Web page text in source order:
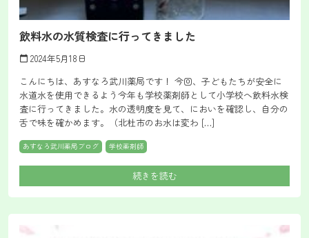
飲料水の水質検査に行ってきました
calendar_today 2024年5月18日
こんにちは、あすなろ武川薬局です！ 今回、子どもたちが安全に
水道水を使用できるよう今年も学校薬剤師として小学校へ飲料水検
査に行ってきました。水の透明度を見て、においを確認し、自分の
舌で味を確かめます。（北杜市のお水は変わ […]
あすなろ武川薬局ブログ 学校薬剤師
続きを読む